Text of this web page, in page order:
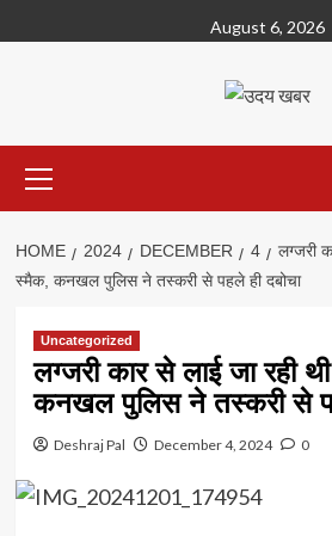
to
August 6, 2026
Menu
HOME 2024 DECEMBER 4
लग्जरी
स्मैक, कनखल पुलिस ने तस्करी से पहले ही दबोचा
Uncategorized
लग्जरी कार से लाई जा रही
कनखल पुलिस ने तस्करी से
Deshraj Pal December 4, 2024 0